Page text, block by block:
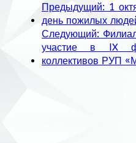
Предыдущий: 1
день пожилых
Следующий:
участие в IX
коллективов РУП